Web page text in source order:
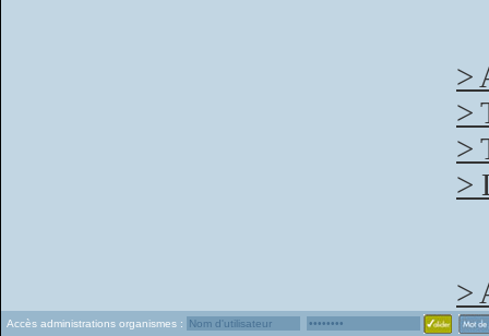
>
>
>
>
>
Accès administrations organismes :